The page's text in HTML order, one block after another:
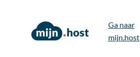
Ga naar
mijn.host